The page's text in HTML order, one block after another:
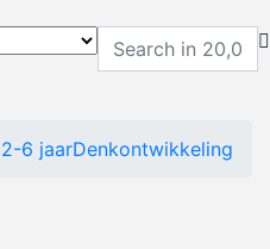
6 jaarDenkontwikkeling